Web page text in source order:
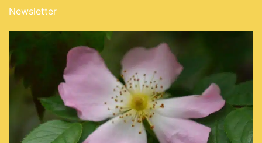
Newsletter